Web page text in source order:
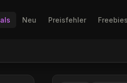
Neu Preisfehler